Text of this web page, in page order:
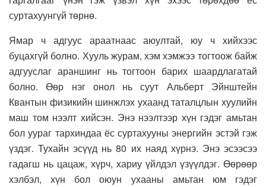
суртахуунгүй төрнө.
Ямар ч адгуус араатнаас аюултай, юу ч хийхээс
буцахгүй болно. Хууль журам, хэм хэмжээ тогтоож байж
адгууслаг араншинг нь тогтоон барих шаардлагатай
болно. Өөр нэг онол нь суут Альберт Эйнштейн
Квантын физикийн шинжлэх ухаанд таталцлын хуулийн
маш том нээлт хийсэн. Энэ нээлтээр хүн гэдэг амьтан
бол уураг тархиндаа ёс суртахууны энергийн эстэй гэж
үздэг. Тухайн эсүүд нь 80 их наяд хүрнэ. Энэ эсээсээ
гадагш нь цацаж, хүрч, хариу үйлдэл үзүүлдэг. Өөрөөр
хэлбэл, хүн бол оюун ухааны амьтан юм гэдэг